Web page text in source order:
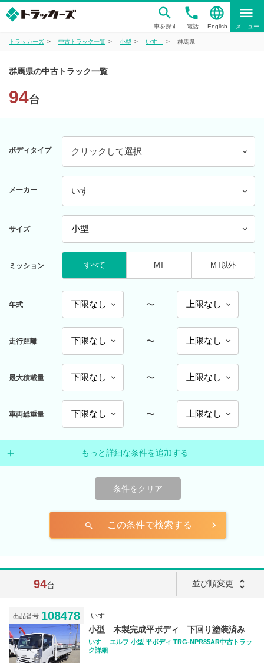
車を探す
phone
電話
language
English
menu
メニュー
トラッカーズ 中古トラック一覧 小型 いすゞ 群馬県
群馬県の中古トラック一覧
94台
ボディタイプ クリックして選択
メーカー いすゞ
サイズ
ミッション すべて MT MT以外
年式 〜
走行距離 〜
最大積載量 〜
車両総重量 〜
もっと詳細な条件を追加する
条件をクリア
search この条件で検索する
94台 並び順変更 unfold_more
出品番号 108478 いすゞ
小型 木製完成平ボディ 下回り塗装済み
いすゞ エルフ 小型 平ボディ TRG-NPR85AR中古トラッ
ク詳細